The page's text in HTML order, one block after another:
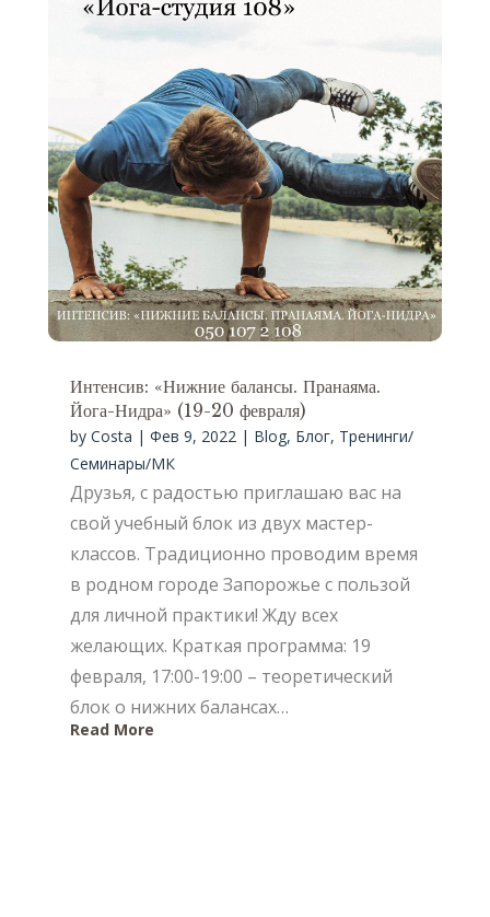
Интенсив: «Нижние балансы. Пранаяма.
Йога-Нидра» (19-20 февраля)
by Costa | Фев 9, 2022| Blog, Блог, Тренинги/
Семинары/МК
Друзья, с радостью приглашаю вас на
свой учебный блок из двух мастер-
классов. Традиционно проводим время
в родном городе Запорожье с пользой
для личной практики! Жду всех
желающих. Краткая программа: 19
февраля, 17:00-19:00 – теоретический
блок о нижних балансах…
Read More